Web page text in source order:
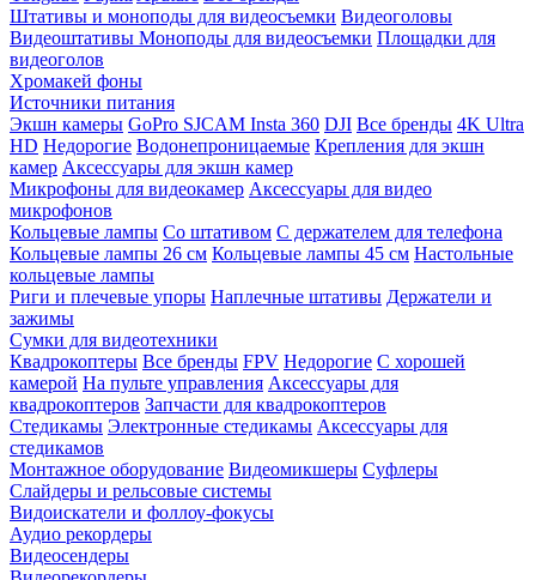
Штативы и моноподы для видеосъемки Видеоголовы
Видеоштативы Моноподы для видеосъемки Площадки для
видеоголов
Хромакей фоны
Источники питания
Экшн камеры GoPro SJCAM Insta 360 DJI Все бренды 4K Ultra
HD Недорогие Водонепроницаемые Крепления для экшн
камер Аксессуары для экшн камер
Микрофоны для видеокамер Аксессуары для видео
микрофонов
Кольцевые лампы Со штативом C держателем для телефона
Кольцевые лампы 26 см Кольцевые лампы 45 см Настольные
кольцевые лампы
Риги и плечевые упоры Наплечные штативы Держатели и
зажимы
Сумки для видеотехники
Квадрокоптеры Все бренды FPV Недорогие С хорошей
камерой На пульте управления Аксессуары для
квадрокоптеров Запчасти для квадрокоптеров
Стедикамы Электронные стедикамы Аксессуары для
стедикамов
Монтажное оборудование Видеомикшеры Суфлеры
Слайдеры и рельсовые системы
Видоискатели и фоллоу-фокусы
Аудио рекордеры
Видеосендеры